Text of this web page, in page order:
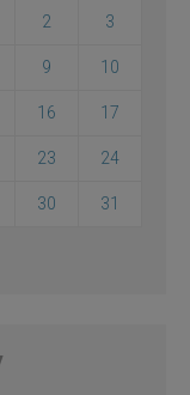
2 3
9 10
16 17
23 24
30 31